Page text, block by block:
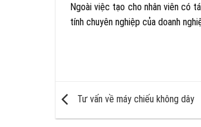
Ngoài việc tạo cho nhân viên có
tính chuyên nghiệp của doanh
Tư vấn về máy chiếu không dây